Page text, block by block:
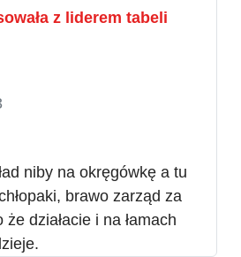
z liderem tabeli
niby na okręgówkę a tu
brawo zarząd za
działacie i na łamach